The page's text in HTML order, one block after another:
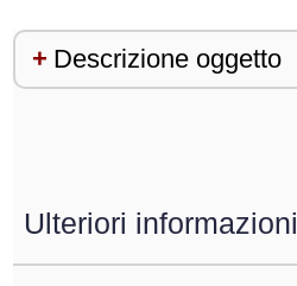
Descrizione oggetto
Ulteriori informazioni